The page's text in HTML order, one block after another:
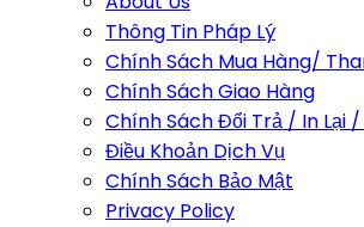
Thông Tin Pháp Lý
Chính Sách Mua Hàng/
Chính Sách Giao Hàng
Chính Sách Đổi Trả / In Lại
Điều Khoản Dịch Vụ
Chính Sách Bảo Mật
Privacy Policy